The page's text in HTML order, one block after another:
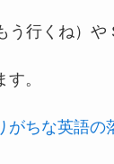
う行くね）
。
がちな英語